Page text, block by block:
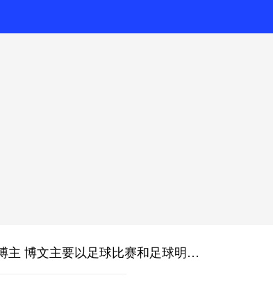
19年注册 8.6w粉丝 黄v认证 会员6 综合实时账号 足球体育博主 博文主要以足球比赛和足球明星为主 诚心出售 看上联系客服